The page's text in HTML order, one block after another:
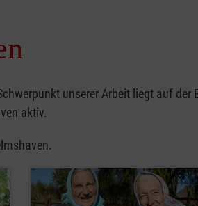
unserer Arbeit liegt auf
aktiv.